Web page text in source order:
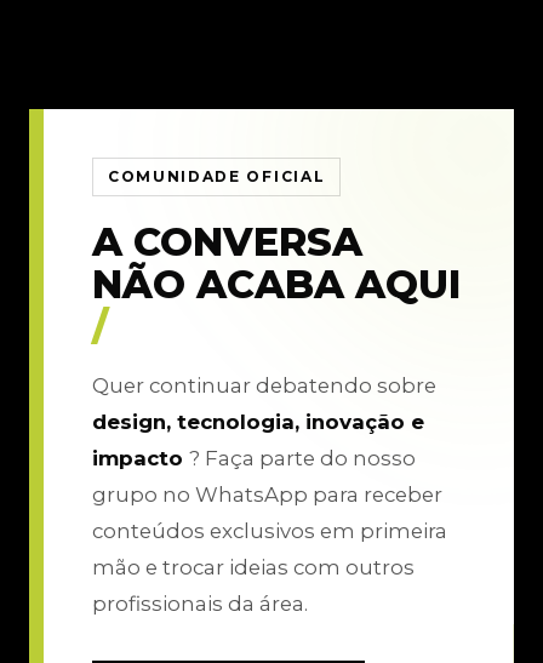
COMUNIDADE OFICIAL
A CONVERSA
NÃO ACABA AQUI
/
Quer continuar debatendo sobre
design, tecnologia, inovação e
impacto ? Faça parte do nosso
grupo no WhatsApp para receber
conteúdos exclusivos em primeira
mão e trocar ideias com outros
profissionais da área.